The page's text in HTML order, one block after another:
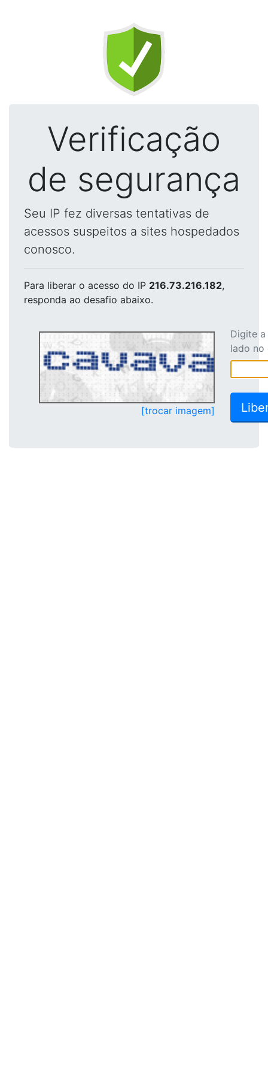
Verificação
de segurança
Seu IP fez diversas tentativas de
acessos suspeitos a sites hospedados
conosco.
Para liberar o acesso do IP 216.73.216.182,
responda ao desafio abaixo.
[trocar imagem]
Digite
lado no